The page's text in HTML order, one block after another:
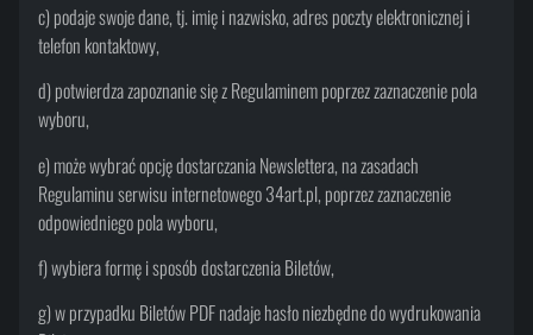
c) podaje swoje dane, tj. imię i nazwisko, adres poczty elektronicznej i
telefon kontaktowy,
d) potwierdza zapoznanie się z Regulaminem poprzez zaznaczenie pola
wyboru,
e) może wybrać opcję dostarczania Newslettera, na zasadach
Regulaminu serwisu internetowego 34art.pl, poprzez zaznaczenie
odpowiedniego pola wyboru,
f) wybiera formę i sposób dostarczenia Biletów,
g) w przypadku Biletów PDF nadaje hasło niezbędne do wydrukowania